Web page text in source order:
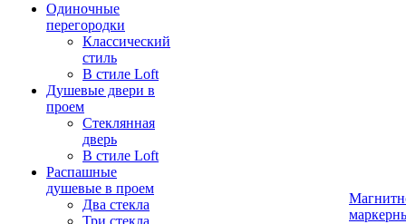
Одиночные
перегородки
Классический
стиль
В стиле Loft
Душевые двери в
проем
Стеклянная
дверь
В стиле Loft
Распашные
душевые в проем
Два стекла
Три стекла